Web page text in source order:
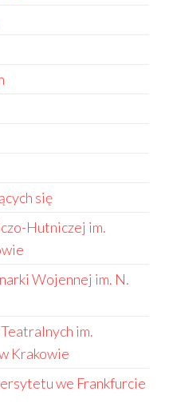
się
Hutniczej im.
Wojennej im. N.
im.
Krakowie
we Frankfurcie